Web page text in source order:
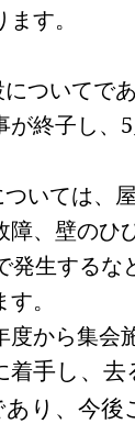
す。
ついてで
終子し、 5
いては、
障、壁のひ
発生するな
。
度から集会
着手し、去
り、今後